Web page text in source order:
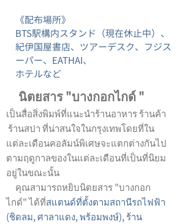
《配布場所》
BTS駅構内スタンド（現在休止中）、
紀伊国屋書店、ツアーデスク、フジス
ーパー、EATHAI、
ホテルなど​​
นิตยสาร "บางกอกไกด์ "
เป็นสื่อสิ่งพิมพ์ที่แนะนำร้านอาหาร ร้านค้า
ร้านสปา ที่น่าสนใจในกรุงเทพโดยที่ใน
แต่ละเดือนคอลัมน์พิเศษจะแตกต่างกันไป
ตามฤดูกาลของในแต่ละเดือนที่เป็นที่นิยม
อยู่ในขณะนั้น
คุณสามารถหยิบนิตยสาร "บางกอก
ไกด์" ได้ที่สแตนด์ที่ตั้งตามสถานีรถไฟฟ้า
(ชิดลม, ศาลาแดง, พร้อมพงษ์), ร้าน